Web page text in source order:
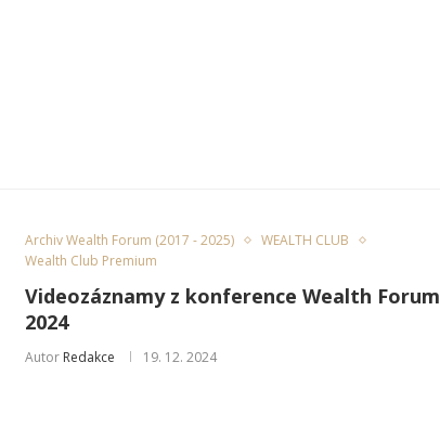
Archiv Wealth Forum (2017 - 2025)
WEALTH CLUB
Wealth Club Premium
Videozáznamy z konference Wealth Forum
2024
Autor Redakce 19. 12. 2024